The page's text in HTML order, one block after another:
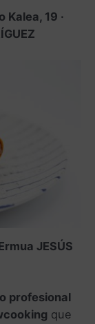
Kalea, 19 ·
JESÚS
profesional
que